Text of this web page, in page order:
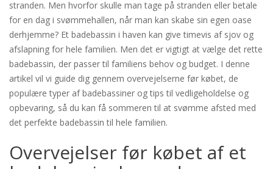
stranden. Men hvorfor skulle man tage på stranden eller betale
for en dag i svømmehallen, når man kan skabe sin egen oase
derhjemme? Et badebassin i haven kan give timevis af sjov og
afslapning for hele familien. Men det er vigtigt at vælge det rette
badebassin, der passer til familiens behov og budget. I denne
artikel vil vi guide dig gennem overvejelserne før købet, de
populære typer af badebassiner og tips til vedligeholdelse og
opbevaring, så du kan få sommeren til at svømme afsted med
det perfekte badebassin til hele familien.
Overvejelser før købet af et